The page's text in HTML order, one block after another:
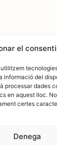
el
informació del
processar dades
en aquest lloc.
certes
Denega